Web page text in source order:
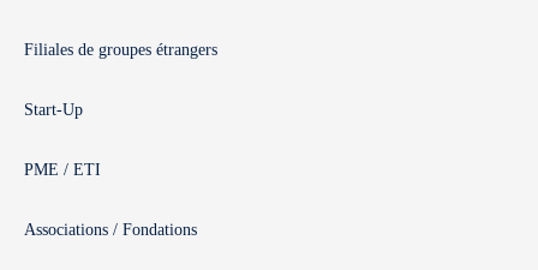
Filiales de groupes étrangers
Start-Up
PME / ETI
Associations / Fondations